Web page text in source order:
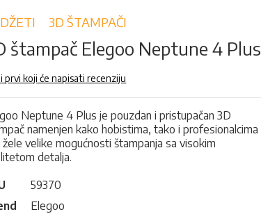
3D ŠTAMPAČI
štampač Elegoo Neptune 4 Plus
prvi koji će napisati recenziju
Neptune 4 Plus je pouzdan i pristupačan 3D
namenjen kako hobistima, tako i profesionalcima
žele velike mogućnosti štampanja sa visokim
detalja.
59370
Elegoo